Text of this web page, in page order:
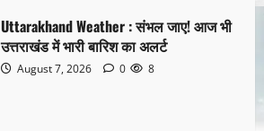
Uttarakhand Weather : संभल जाए! आज भी
उत्तराखंड में भारी बारिश का अलर्ट
August 7, 2026 0 8